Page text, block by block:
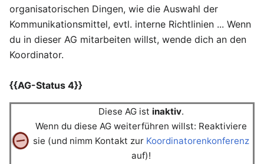
organisatorischen Dingen, wie die Auswahl der
Kommunikationsmittel, evtl. interne Richtlinien ... Wenn
du in dieser AG mitarbeiten willst, wende dich an den
Koordinator.
{{AG-Status 4}}
Diese AG ist inaktiv.
Wenn du diese AG weiterführen willst: Reaktiviere
sie (und nimm Kontakt zur Koordinatorenkonferenz
auf)!